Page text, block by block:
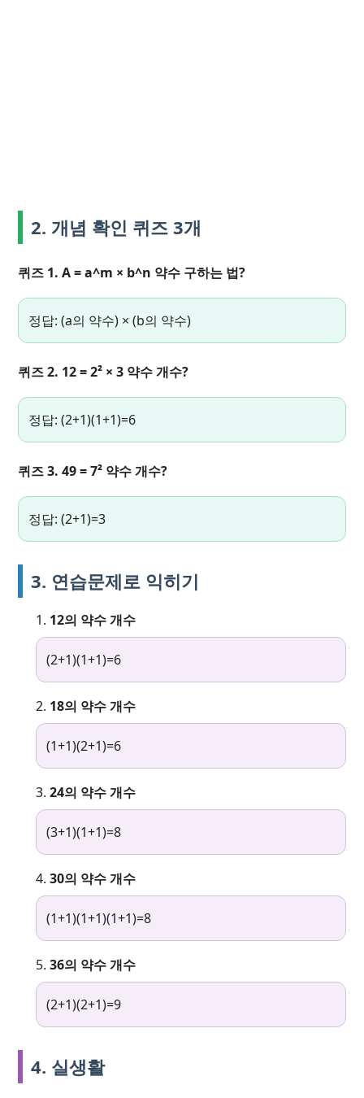
2. 개념 확인 퀴즈 3개
퀴즈 1. A = a^m × b^n 약수 구하는 법?
정답: (a의 약수) × (b의 약수)
퀴즈 2. 12 = 2² × 3 약수 개수?
정답: (2+1)(1+1)=6
퀴즈 3. 49 = 7² 약수 개수?
정답: (2+1)=3
3. 연습문제로 익히기
12의 약수 개수
(2+1)(1+1)=6
18의 약수 개수
(1+1)(2+1)=6
24의 약수 개수
(3+1)(1+1)=8
30의 약수 개수
(1+1)(1+1)(1+1)=8
36의 약수 개수
(2+1)(2+1)=9
4. 실생활